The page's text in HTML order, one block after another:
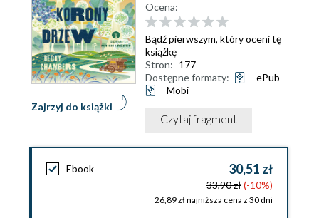
Zajrzyj do książki
Ocena:
Bądź pierwszym, który oceni tę
książkę
Stron: 177
Dostępne formaty:
ePub
Mobi
Czytaj fragment
Ebook 30,51 zł
33,90 zł(-10%)
26,89 zł najniższa cena z 30 dni